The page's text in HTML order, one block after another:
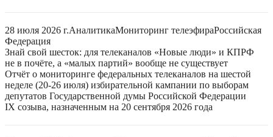
28 июля 2026 г.АналитикаМониторинг телеэфираРоссийская
Федерация
Знай свой шесток: для телеканалов «Новые люди» и КПРФ
не в почёте, а «малых партий» вообще не существует
Отчёт о мониторинге федеральных телеканалов на шестой
неделе (20-26 июля) избирательной кампании по выборам
депутатов Государственной думы Российской Федерации
IX созыва, назначенным на 20 сентября 2026 года